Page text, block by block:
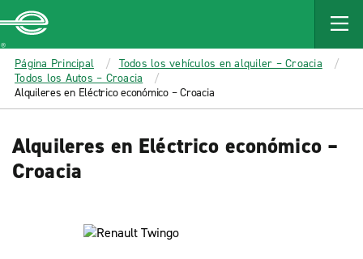
MAIN
CONTENT
Enterprise
Página Principal
Todos los vehículos en alquiler – Croacia
Todos los Autos – Croacia
Alquileres en Eléctrico económico – Croacia
Alquileres en Eléctrico económico –
Croacia